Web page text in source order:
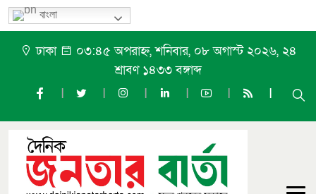
বাংলা
ঢাকা
০৩:৪৫ অপরাহ্ন, শনিবার, ০৮ অগাস্ট ২০২৬, ২৪
শ্রাবণ ১৪৩৩ বঙ্গাব্দ